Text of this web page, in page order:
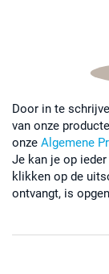
Door in te
van onze
onze Algemene
Je kan je op
klikken op de
ontvangt, is